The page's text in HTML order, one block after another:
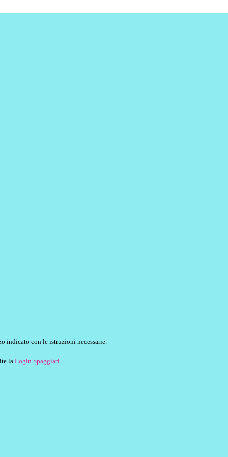
indicato con le istruzioni necessarie.
la Login Spaggiari